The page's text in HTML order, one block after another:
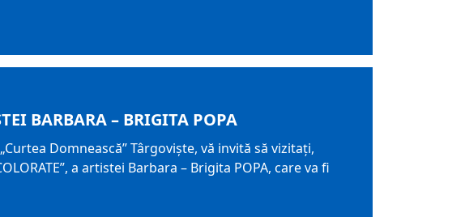
BARBARA – BRIGITA POPA
Domnească” Târgoviște, vă invită să vizitați,
a artistei Barbara – Brigita POPA, care va fi